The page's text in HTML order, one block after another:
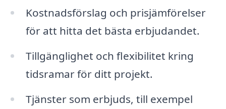
Kostnadsförslag och prisjämförelser
för att hitta det bästa erbjudandet.
Tillgänglighet och flexibilitet kring
tidsramar för ditt projekt.
Tjänster som erbjuds, till exempel